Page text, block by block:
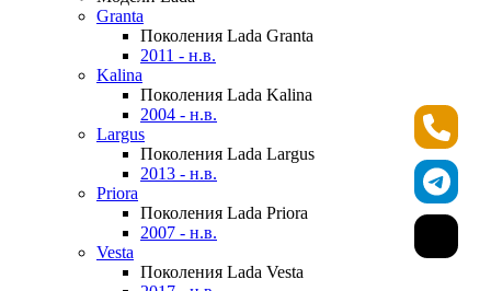
Granta
Поколения Lada Granta
2011 - н.в.
Kalina
Поколения Lada Kalina
2004 - н.в.
Largus
Поколения Lada Largus
2013 - н.в.
Priora
Поколения Lada Priora
2007 - н.в.
Vesta
Поколения Lada Vesta